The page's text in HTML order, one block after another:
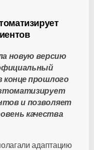
новую версию
конце прошлого
и позволяет
качества
адаптацию